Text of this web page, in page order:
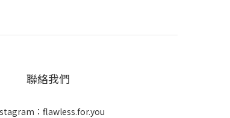
聯絡我們
：flawless.for.you